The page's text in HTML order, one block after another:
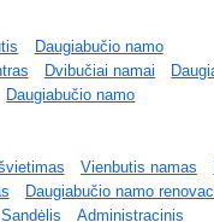
Daugiabučio namo
Dvibučiai namai
Daugiabučio namo
Vienbutis namas
Daugiabučio namo
Sandėlis
Administracinis